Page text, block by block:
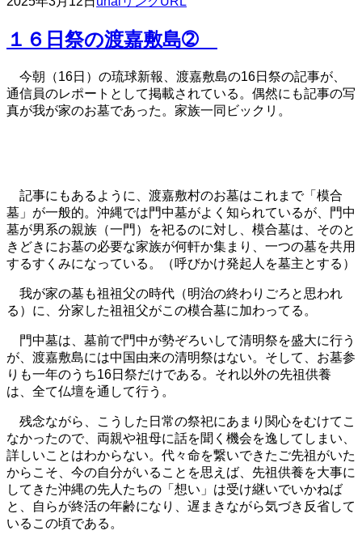
１６日祭の渡嘉敷島➁
今朝（16日）の琉球新報、渡嘉敷島の16日祭の記事が、
通信員のレポートとして掲載されている。偶然にも記事の写
真が我が家のお墓であった。家族一同ビックリ。
記事にもあるように、渡嘉敷村のお墓はこれまで「模合
墓」が一般的。沖縄では門中墓がよく知られているが、門中
墓が男系の親族（一門）を祀るのに対し、模合墓は、そのと
きどきにお墓の必要な家族が何軒か集まり、一つの墓を共用
するすくみになっている。（呼びかけ発起人を墓主とする）
我が家の墓も祖祖父の時代（明治の終わりごろと思われ
る）に、分家した祖祖父がこの模合墓に加わってる。
門中墓は、墓前で門中が勢ぞろいして清明祭を盛大に行う
が、渡嘉敷島には中国由来の清明祭はない。そして、お墓参
りも一年のうち16日祭だけである。それ以外の先祖供養
は、全て仏壇を通して行う。
残念ながら、こうした日常の祭祀にあまり関心をむけてこ
なかったので、両親や祖母に話を聞く機会を逸してしまい、
詳しいことはわからない。代々命を繋いできたご先祖がいた
からこそ、今の自分がいることを思えば、先祖供養を大事に
してきた沖縄の先人たちの「想い」は受け継いでいかねば
と、自らが終活の年齢になり、遅まきながら気づき反省して
いるこの頃である。